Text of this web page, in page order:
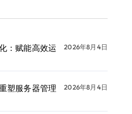
：赋能高效运
2026年8月4日
塑服务器管理
2026年8月4日